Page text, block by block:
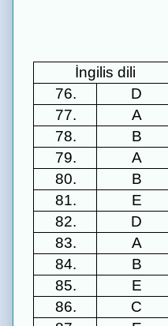
İngilis dili
76.
D
77.
A
78.
B
79.
A
80.
B
81.
E
82.
D
83.
A
84.
B
85.
E
86.
C